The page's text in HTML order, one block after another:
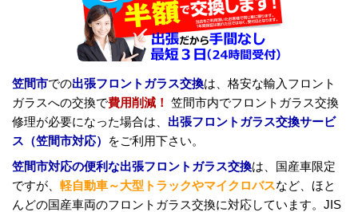
笠間市での出張フロントガラス交換は、格安な輸入フロント
ガラスへの交換で費用削減！ 笠間市内でフロントガラス交換
修理が必要になった場合は、 出張フロントガラス交換サービ
ス（笠間市対応）
をご利用下さい。
笠間市対応の便利な出張フロントガラス交換は、国産車限定
ですが、 軽自動車～大型トラックやマイクロバスなど、ほと
んどの国産車両のフロントガラス交換に対応しています。JIS